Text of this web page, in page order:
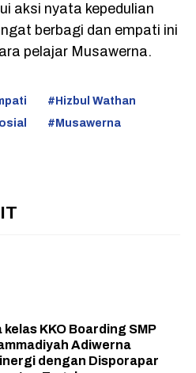
aksi nyata kepedulian
berbagi dan empati ini
pelajar Musawerna.
Hizbul Wathan
Musawerna
kelas KKO Boarding SMP
Adiwerna
dengan Disporapar